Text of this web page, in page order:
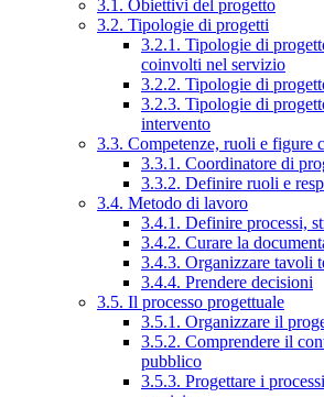
3.1. Obiettivi del progetto
3.2. Tipologie di progetti
3.2.1. Tipologie di
coinvolti nel servizio
3.2.2. Tipologie di
3.2.3. Tipologie di
intervento
3.3. Competenze, ruoli e figure
3.3.1. Coordinatore di
3.3.2. Definire ruoli e
3.4. Metodo di lavoro
3.4.1. Definire processi,
3.4.2. Curare la
3.4.3. Organizzare tavoli
3.4.4. Prendere decisioni
3.5. Il processo progettuale
3.5.1. Organizzare il
3.5.2. Comprendere il
pubblico
3.5.3. Progettare i